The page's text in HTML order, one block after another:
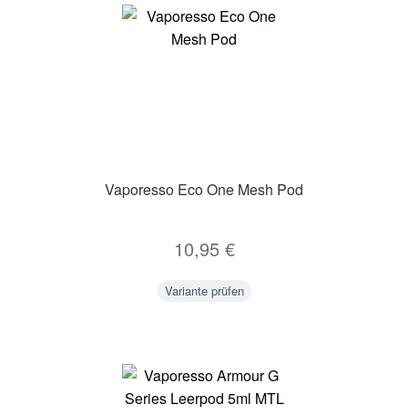
Vaporesso Eco One Mesh Pod
10,95 €
Variante prüfen